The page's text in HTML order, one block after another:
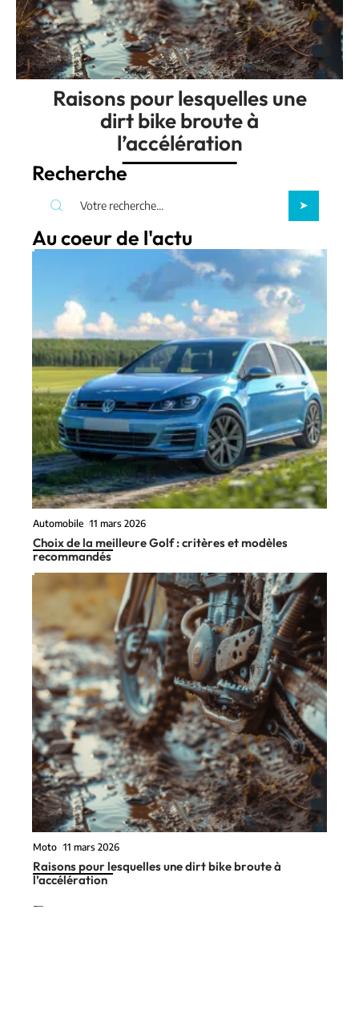
Raisons pour lesquelles une
dirt bike broute à
l’accélération
Recherche
Au coeur de l'actu
Automobile 11 mars 2026
Choix de la meilleure Golf : critères et modèles
recommandés
Moto 11 mars 2026
Raisons pour lesquelles une dirt bike broute à
l’accélération
En vogue